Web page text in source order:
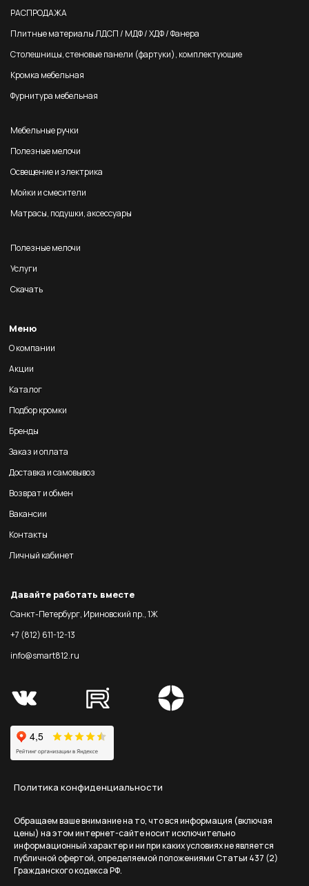
РАСПРОДАЖА
Плитные материалы ЛДСП / МДФ / ХДФ / Фанера
Столешницы, стеновые панели (фартуки), комплектующие
Кромка мебельная
Фурнитура мебельная
Мебельные ручки
Полезные мелочи
Освещение и электрика
Мойки и смесители
Матрасы, подушки, аксессуары
Полезные мелочи
Услуги
Скачать
Меню
О компании
Акции
Каталог
Подбор кромки
Бренды
Заказ и оплата
Доставка и самовывоз
Возврат и обмен
Вакансии
Контакты
Личный кабинет
Давайте работать вместе
Санкт-Петербург, Ириновский пр., 1Ж
+7 (812) 611-12-13
info@smart812.ru
Политика конфиденциальности
Обращаем ваше внимание на то, что вся информация (включая
цены) на этом интернет-сайте носит исключительно
информационный характер и ни при каких условиях не является
публичной офертой, определяемой положениями Статьи 437 (2)
Гражданского кодекса РФ.